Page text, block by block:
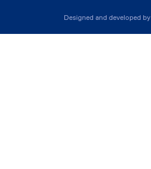
Designed and developed by